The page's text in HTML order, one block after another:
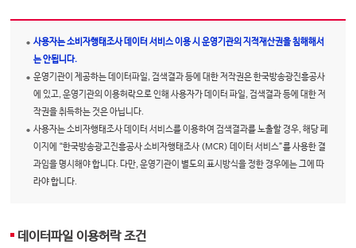
사용자는 소비자행태조사 데이터 서비스 이용 시 운영기관의 지적재산권을 침해해서
는 안됩니다.
운영기관이 제공하는 데이터파일, 검색결과 등에 대한 저작권은 한국방송광진흥공사
에 있고, 운영기관의 이용허락으로 인해 사용자가 데이터 파일, 검색결과 등에 대한 저
작권을 취득하는 것은 아닙니다.
사용자는 소비자행태조사 데이터 서비스를 이용하여 검색결과를 노출할 경우, 해당 페
이지에 “한국방송광고진흥공사 소비자행태조사 (MCR) 데이터 서비스”를 사용한 결
과임을 명시해야 합니다. 다만, 운영기관이 별도의 표시방식을 정한 경우에는 그에 따
라야 합니다.
데이터파일 이용허락 조건